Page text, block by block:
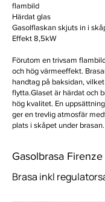
flambild
Härdat glas
Gasolflaskan skjuts in i
Effekt 8,5kW
Förutom en trivsam
och hög värmeeffekt.
handtag på baksidan,
flytta.Glaset är härdat och
hög kvalitet. En
ger en trevlig atmosfär
plats i skåpet under brasan.
Gasolbrasa Firenze
Brasa inkl